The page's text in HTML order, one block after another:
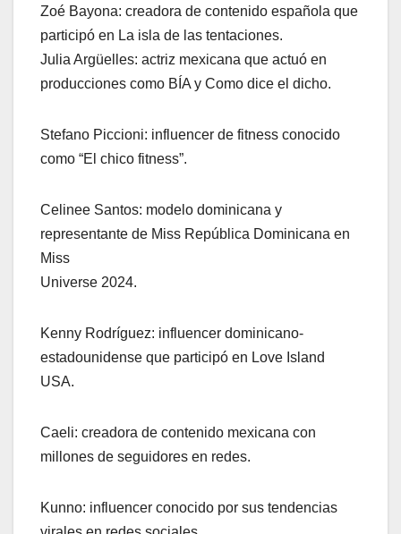
Zoé Bayona: creadora de contenido española que
participó en La isla de las tentaciones.
Julia Argüelles: actriz mexicana que actuó en
producciones como BÍA y Como dice el dicho.
Stefano Piccioni: influencer de fitness conocido
como “El chico fitness”.
Celinee Santos: modelo dominicana y
representante de Miss República Dominicana en
Miss
Universe 2024.
Kenny Rodríguez: influencer dominicano-
estadounidense que participó en Love Island
USA.
Caeli: creadora de contenido mexicana con
millones de seguidores en redes.
Kunno: influencer conocido por sus tendencias